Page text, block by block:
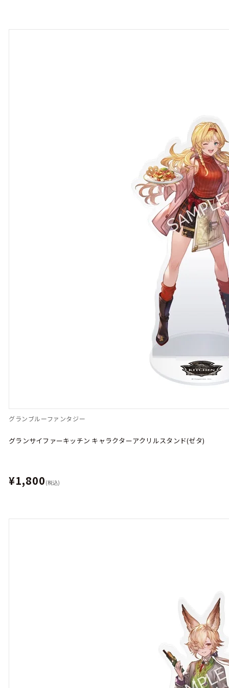
グランブルーファンタジー
グランサイファーキッチン キャラクターアクリルスタンド(ゼタ)
¥1,800 (税込)